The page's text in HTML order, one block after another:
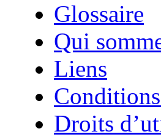
Glossaire
Qui
Liens
Droits